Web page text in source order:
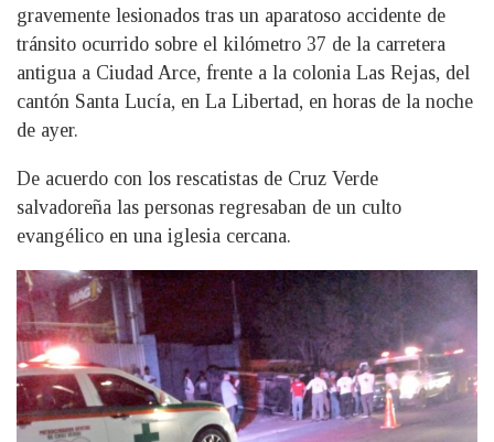
gravemente lesionados tras un aparatoso accidente de
tránsito ocurrido sobre el kilómetro 37 de la carretera
antigua a Ciudad Arce, frente a la colonia Las Rejas, del
cantón Santa Lucía, en La Libertad, en horas de la noche
de ayer.
De acuerdo con los rescatistas de Cruz Verde
salvadoreña las personas regresaban de un culto
evangélico en una iglesia cercana.